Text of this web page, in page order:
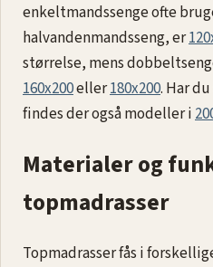
enkeltmandssenge ofte
halvandenmandsseng, er
størrelse, mens
160x200eller180x200. Har
findes der også modeller i
Materialer og
topmadrasser
Topmadrasser fås i